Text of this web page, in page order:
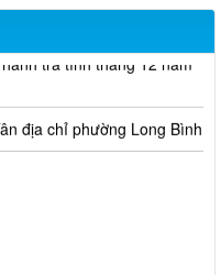
Phủ (sau sát nhập)
tra tỉnh tháng 12 năm
địa chỉ phường Long Bình